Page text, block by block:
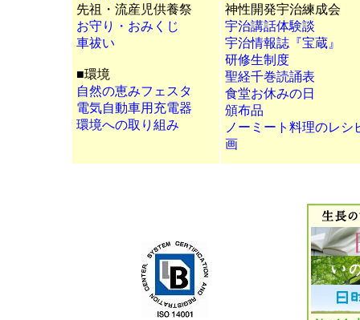
先祖・流産児供養祭
お守り・おみくじ
車祓い
■環境
自然の恵みフェスタ
電気自動車用充電器
環境への取り組み
神性開発宇治練成会
宇治講話体験談
宇治情報誌『宝蔵』
研修生制度
聖経千巻読誦表
食堂お休みの日
頒布品
ノーミート料理のレシ
画